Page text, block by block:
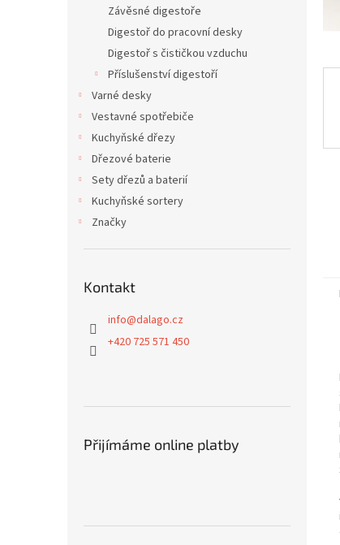
Závěsné digestoře
Digestoř do pracovní desky
Digestoř s čističkou vzduchu
Příslušenství digestoří
Varné desky
Vestavné spotřebiče
Kuchyňské dřezy
Dřezové baterie
Sety dřezů a baterií
Kuchyňské sortery
Značky
Kontakt
info@dalago.cz
+420 725 571 450
Přijímáme online platby